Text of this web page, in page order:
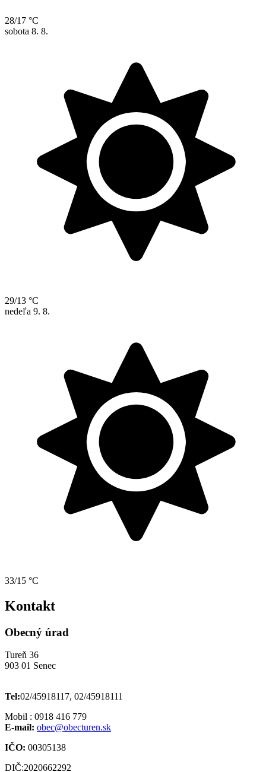
28/17 °C
sobota 8. 8.
29/13 °C
nedeľa 9. 8.
33/15 °C
Kontakt
Obecný úrad
Tureň 36
903 01 Senec
Tel:02/45918117, 02/45918111
Mobil : 0918 416 779
E-mail: obec@obecturen.sk
IČO: 00305138
DIČ:2020662292